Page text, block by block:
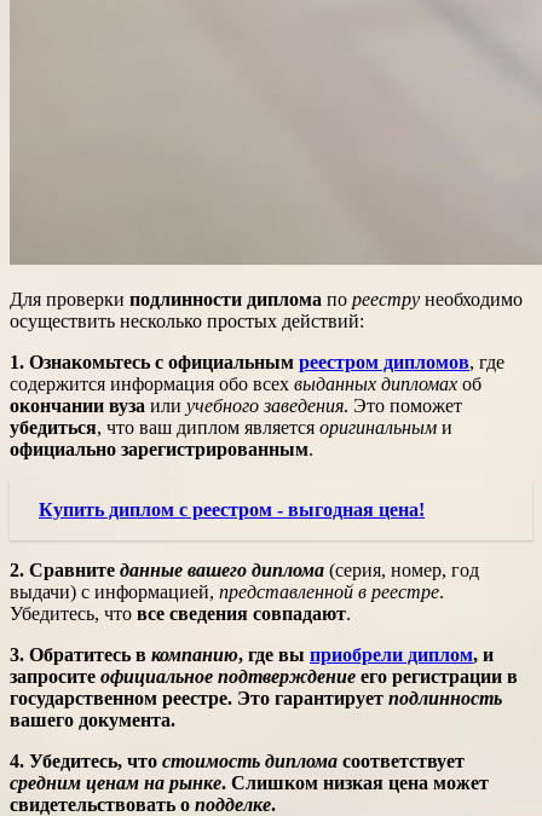
Для проверки подлинности диплома по реестру необходимо
осуществить несколько простых действий:
1. Ознакомьтесь с официальным реестром дипломов, где
содержится информация обо всех выданных дипломах об
окончании вуза или учебного заведения. Это поможет
убедиться, что ваш диплом является оригинальным и
официально зарегистрированным.
Купить диплом с реестром - выгодная цена!
2. Сравните данные вашего диплома (серия, номер, год
выдачи) с информацией, представленной в реестре.
Убедитесь, что все сведения совпадают.
3. Обратитесь в компанию, где вы приобрели диплом, и
запросите официальное подтверждение его регистрации в
государственном реестре. Это гарантирует подлинность
вашего документа.
4. Убедитесь, что стоимость диплома соответствует
средним ценам на рынке. Слишком низкая цена может
свидетельствовать о подделке.